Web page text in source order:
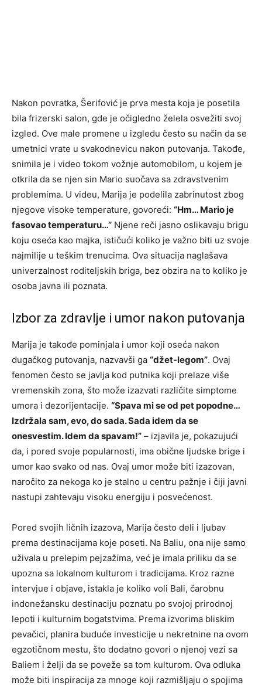
Nakon povratka, Šerifović je prva mesta koja je posetila
bila frizerski salon, gde je očigledno želela osvežiti svoj
izgled. Ove male promene u izgledu često su način da se
umetnici vrate u svakodnevicu nakon putovanja. Takođe,
snimila je i video tokom vožnje automobilom, u kojem je
otkrila da se njen sin Mario suočava sa zdravstvenim
problemima. U videu, Marija je podelila zabrinutost zbog
njegove visoke temperature, govoreći: “Hm… Mario je
fasovao temperaturu…” Njene reči jasno oslikavaju brigu
koju oseća kao majka, ističući koliko je važno biti uz svoje
najmilije u teškim trenucima. Ova situacija naglašava
univerzalnost roditeljskih briga, bez obzira na to koliko je
osoba javna ili poznata.
Izbor za zdravlje i umor nakon putovanja
Marija je takođe pominjala i umor koji oseća nakon
dugačkog putovanja, nazvavši ga “džet-legom”. Ovaj
fenomen često se javlja kod putnika koji prelaze više
vremenskih zona, što može izazvati različite simptome
umora i dezorijentacije. “Spava mi se od pet popodne…
Izdržala sam, evo, do sada. Sada idem da se
onesvestim. Idem da spavam!” – izjavila je, pokazujući
da, i pored svoje popularnosti, ima obične ljudske brige i
umor kao svako od nas. Ovaj umor može biti izazovan,
naročito za nekoga ko je stalno u centru pažnje i čiji javni
nastupi zahtevaju visoku energiju i posvećenost.
Pored svojih ličnih izazova, Marija često deli i ljubav
prema destinacijama koje poseti. Na Baliu, ona nije samo
uživala u prelepim pejzažima, već je imala priliku da se
upozna sa lokalnom kulturom i tradicijama. Kroz razne
intervjue i objave, istakla je koliko voli Bali, čarobnu
indonežansku destinaciju poznatu po svojoj prirodnoj
lepoti i kulturnim bogatstvima. Prema izvorima bliskim
pevačici, planira buduće investicije u nekretnine na ovom
egzotičnom mestu, što dodatno govori o njenoj vezi sa
Baliem i želji da se poveže sa tom kulturom. Ova odluka
može biti inspiracija za mnoge koji razmišljaju o spojima